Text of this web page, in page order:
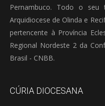
Pernambuco. Todo o seu
Arquidiocese de Olinda e
pertencente à Província
Regional Nordeste 2 da
Brasil - CNBB.
CÚRIA DIOCESANA